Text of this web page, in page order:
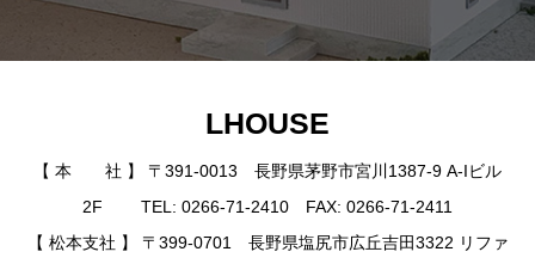
LHOUSE
【 本 社 】 〒391-0013 長野県茅野市宮川1387-9 A-Iビル
2F TEL: 0266-71-2410 FAX: 0266-71-2411
【 松本支社 】 〒399-0701 長野県塩尻市広丘吉田3322 リファ